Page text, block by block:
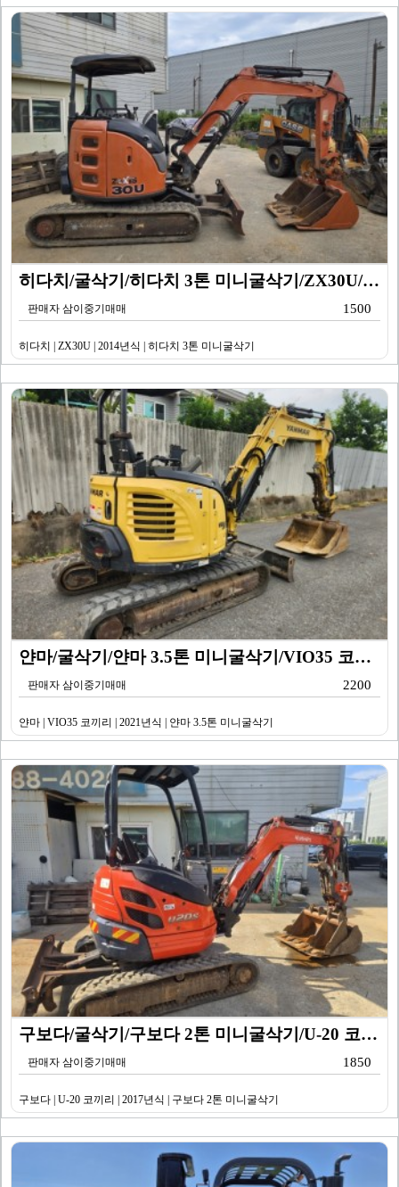
히다치/굴삭기/히다치 3톤 미니굴삭기/ZX30U/201…
판매자 삼이중기매매 1500
히다치 | ZX30U | 2014년식 | 히다치 3톤 미니굴삭기
얀마/굴삭기/얀마 3.5톤 미니굴삭기/VIO35 코끼리…
판매자 삼이중기매매 2200
얀마 | VIO35 코끼리 | 2021년식 | 얀마 3.5톤 미니굴삭기
구보다/굴삭기/구보다 2톤 미니굴삭기/U-20 코끼리/…
판매자 삼이중기매매 1850
구보다 | U-20 코끼리 | 2017년식 | 구보다 2톤 미니굴삭기